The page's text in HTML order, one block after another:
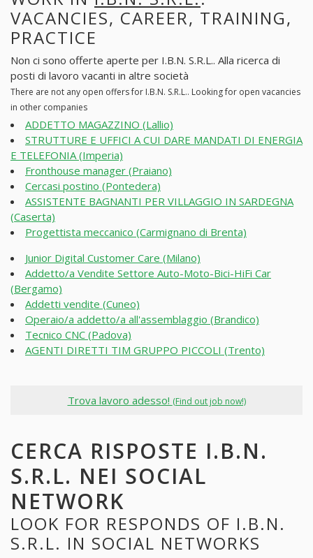
VACANCIES, CAREER, TRAINING,
PRACTICE
Non ci sono offerte aperte per I.B.N. S.R.L.. Alla ricerca di
posti di lavoro vacanti in altre società
There are not any open offers for I.B.N. S.R.L.. Looking for open vacancies
in other companies
ADDETTO MAGAZZINO (Lallio)
STRUTTURE E UFFICI A CUI DARE MANDATI DI ENERGIA
E TELEFONIA (Imperia)
Fronthouse manager (Praiano)
Cercasi postino (Pontedera)
ASSISTENTE BAGNANTI PER VILLAGGIO IN SARDEGNA
(Caserta)
Progettista meccanico (Carmignano di Brenta)
Junior Digital Customer Care (Milano)
Addetto/a Vendite Settore Auto-Moto-Bici-HiFi Car
(Bergamo)
Addetti vendite (Cuneo)
Operaio/a addetto/a all'assemblaggio (Brandico)
Tecnico CNC (Padova)
AGENTI DIRETTI TIM GRUPPO PICCOLI (Trento)
Trova lavoro adesso! (Find out job now!)
CERCA RISPOSTE I.B.N.
S.R.L. NEI SOCIAL
NETWORK
LOOK FOR RESPONDS OF I.B.N.
S.R.L. IN SOCIAL NETWORKS